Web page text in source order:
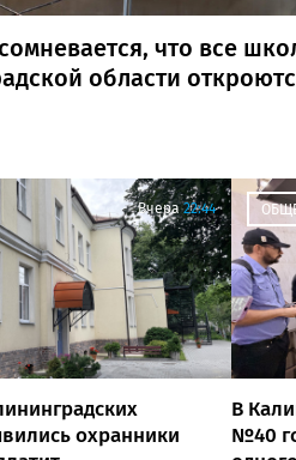
что все
области
Вчера 22:44
охранники
В
№40